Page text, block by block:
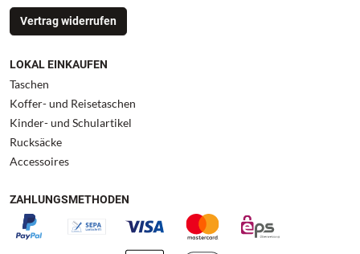
Vertrag widerrufen
LOKAL EINKAUFEN
Taschen
Koffer- und Reisetaschen
Kinder- und Schulartikel
Rucksäcke
Accessoires
ZAHLUNGSMETHODEN